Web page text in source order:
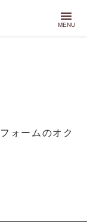
menu
MENU
ォームのオク